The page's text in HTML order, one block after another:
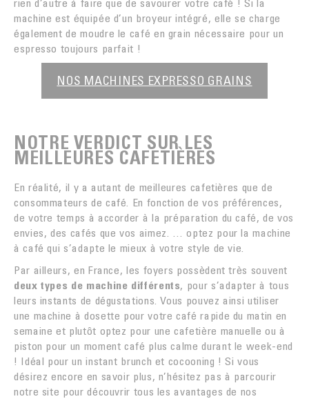
rien d’autre à faire que de savourer votre café ! Si la
machine est équipée d’un broyeur intégré, elle se charge
également de moudre le café en grain nécessaire pour un
espresso toujours parfait !
NOS MACHINES EXPRESSO GRAINS
NOTRE VERDICT SUR LES
MEILLEURES CAFETIÈRES
En réalité, il y a autant de meilleures cafetières que de
consommateurs de café. En fonction de vos préférences,
de votre temps à accorder à la préparation du café, de vos
envies, des cafés que vos aimez. … optez pour la machine
à café qui s’adapte le mieux à votre style de vie.
Par ailleurs, en France, les foyers possèdent très souvent
deux types de machine différents, pour s’adapter à tous
leurs instants de dégustations. Vous pouvez ainsi utiliser
une machine à dosette pour votre café rapide du matin en
semaine et plutôt optez pour une cafetière manuelle ou à
piston pour un moment café plus calme durant le week-end
! Idéal pour un instant brunch et cocooning ! Si vous
désirez encore en savoir plus, n’hésitez pas à parcourir
notre site pour découvrir tous les avantages de nos